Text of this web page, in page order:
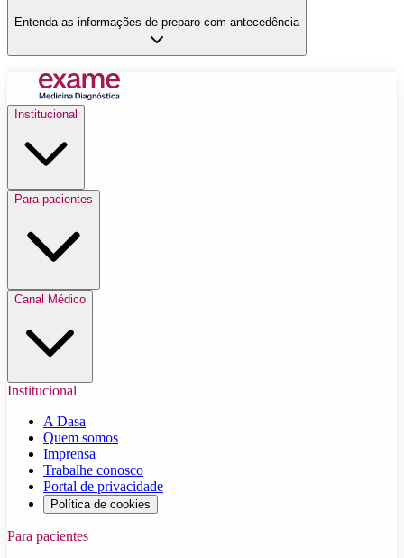
Entenda as informações de preparo com antecedência
Institucional
Para pacientes
Canal Médico
Institucional
A Dasa
Quem somos
Imprensa
Trabalhe conosco
Portal de privacidade
Política de cookies
Para pacientes